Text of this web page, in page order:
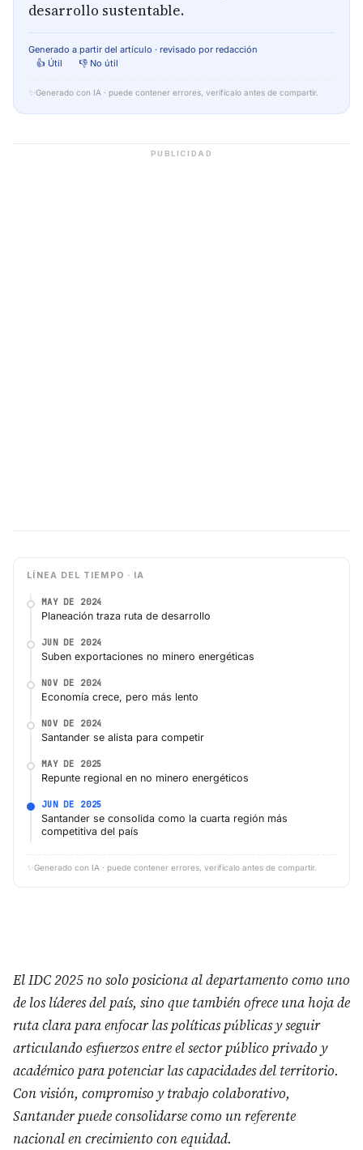
desarrollo sustentable.
Generado a partir del artículo · revisado por redacción
👍 Útil
👎 No útil
✨ Generado con IA · puede contener errores, verifícalo antes de compartir.
PUBLICIDAD
LÍNEA DEL TIEMPO · IA
MAY DE 2024
Planeación traza ruta de desarrollo
JUN DE 2024
Suben exportaciones no minero energéticas
NOV DE 2024
Economía crece, pero más lento
NOV DE 2024
Santander se alista para competir
MAY DE 2025
Repunte regional en no minero energéticos
JUN DE 2025
Santander se consolida como la cuarta región más
competitiva del país
✨ Generado con IA · puede contener errores, verifícalo antes de compartir.
El IDC 2025 no solo posiciona al departamento como uno
de los líderes del país, sino que también ofrece una hoja de
ruta clara para enfocar las políticas públicas y seguir
articulando esfuerzos entre el sector público privado y
académico para potenciar las capacidades del territorio.
Con visión, compromiso y trabajo colaborativo,
Santander puede consolidarse como un referente
nacional en crecimiento con equidad.